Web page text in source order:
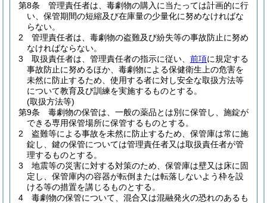
第8条
管理責任者は、毒劇物の購入に当たっては計画的に行
い、保管期間の短縮及び在庫量の少量化に努めなければな
らない。
2
管理責任者は、毒劇物の盗難及び紛失等の事故防止に努め
なければならない。
3
取扱責任者は、管理責任者の指示に従い、 前項に規定する
事故防止に努めるほか、毒劇物による保健衛生上の危害を
未然に防止するため、使用する者に対し安全な取扱方法等
について教育及び訓練を実施するものとする。
(取扱方法等)
第9条
毒劇物の保管は、一般の薬品とは別に保管し、施錠が
できる専用保管場所に保管するものとする。
2
盗難等による事故を未然に防止するため、保管庫は常に施
錠し、鍵の保管については管理責任者又は取扱責任者が管
理するものとする。
3
地震等の災害に対する対策のため、保管庫は壁又は床に固
定し、保管庫内の容器が転倒または転落しないよう枠を設
ける等の措置を講じるものとする。
4
毒劇物の保管について、混合又は混融発火の恐れのあるも